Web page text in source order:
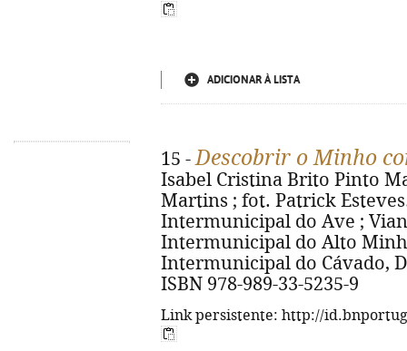
ADICIONAR À LISTA
15 -Descobrir o Minho
Isabel Cristina Brito Pinto
Martins ; fot. Patrick
Intermunicipal do Ave ;
Intermunicipal do Alto
Intermunicipal do Cávado,
ISBN 978-989-33-5235-9
Link persistente: http://